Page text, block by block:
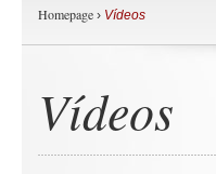
Homepage › Vídeos
Vídeos